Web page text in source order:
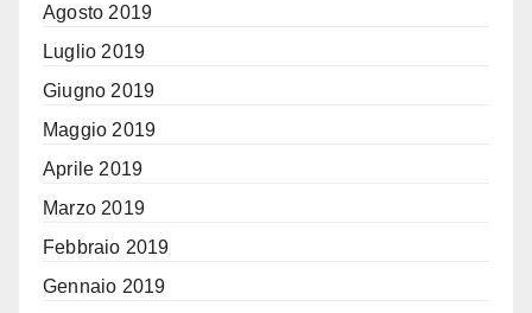
Agosto 2019
Luglio 2019
Giugno 2019
Maggio 2019
Aprile 2019
Marzo 2019
Febbraio 2019
Gennaio 2019